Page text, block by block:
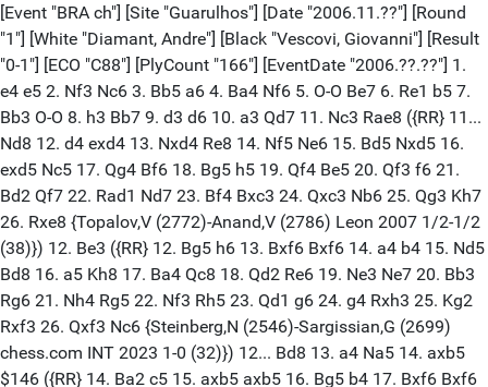
[Event "BRA ch"] [Site "Guarulhos"] [Date "2006.11.??"] [Round "1"] [White "Diamant, Andre"] [Black "Vescovi, Giovanni"] [Result "0-1"] [ECO "C88"] [PlyCount "166"] [EventDate "2006.??.??"] 1. e4 e5 2. Nf3 Nc6 3. Bb5 a6 4. Ba4 Nf6 5. O-O Be7 6. Re1 b5 7. Bb3 O-O 8. h3 Bb7 9. d3 d6 10. a3 Qd7 11. Nc3 Rae8 ({RR} 11... Nd8 12. d4 exd4 13. Nxd4 Re8 14. Nf5 Ne6 15. Bd5 Nxd5 16. exd5 Nc5 17. Qg4 Bf6 18. Bg5 h5 19. Qf4 Be5 20. Qf3 f6 21. Bd2 Qf7 22. Rad1 Nd7 23. Bf4 Bxc3 24. Qxc3 Nb6 25. Qg3 Kh7 26. Rxe8 {Topalov,V (2772)-Anand,V (2786) Leon 2007 1/2-1/2 (38)}) 12. Be3 ({RR} 12. Bg5 h6 13. Bxf6 Bxf6 14. a4 b4 15. Nd5 Bd8 16. a5 Kh8 17. Ba4 Qc8 18. Qd2 Re6 19. Ne3 Ne7 20. Bb3 Rg6 21. Nh4 Rg5 22. Nf3 Rh5 23. Qd1 g6 24. g4 Rxh3 25. Kg2 Rxf3 26. Qxf3 Nc6 {Steinberg,N (2546)-Sargissian,G (2699) chess.com INT 2023 1-0 (32)}) 12... Bd8 13. a4 Na5 14. axb5 $146 ({RR} 14. Ba2 c5 15. axb5 axb5 16. Bg5 b4 17. Bxf6 Bxf6 18. Nd5 Bd8 19. c3 Qb5 20. cxb4 cxb4 21. Bb3 Nxb3 22. Qxb3 Bxd5 23. Qxd5 Qxd5 24. exd5 Bb6 25. Ra6 Rb8 26. Nd2 b3 27. Nc4 Bc5 28. Nxd6 Rfd8 {Van Kampen,R (2595)-Smeets,J (2643) Amsterdam 2013 1-0 (37)}) 14... Nxb3 15. bxa6 Nxa1 16. axb7 Be7 17. Ba7 c6 18. b8=Q Rxb8 19. Bxb8 Nxc2 20. Qxc2 Rxb8 21. d4 exd4 22. Nxd4 g6 23. Qa4 Rc8 24. Re2 Qb7 25. Qb3 Qxb3 26. Nxb3 Kf8 27. Rd2 Ra8 28. g3 Nd7 29. Kg2 Ra6 30. Rc2 Bf6 31. Nd2 Ne5 32. Nf3 Ke7 33. Nxe5 Bxe5 34. Kf3 Rb6 35. Ke2 f5 36. exf5 gxf5 37. Nd1 f4 38. gxf4 Bxf4 39. Rc3 Be5 40. Re3 Rb4 41. b3 Kf6 42. Rd3 d5 43. Ne3 Ke6 44. Kf3 Rf4+ 45. Kg2 Bd4 46. Kg3 Re4 47. Nc2 Be5+ 48. Kf3 c5 49. Ne3 Rf4+ 50. Kg2 Bd4 51. Kg3 Re4 52. Nc2 Be5+ 53. Kf3 Rf4+ 54. Kg2 Rf7 55. Ne3 Rd7 56. Kf3 Bf6 57. Kg4 Ke5 58. Kf3 h5 59. Rd1 Ke6 60. Rd3 Be5 61. Ke2 Ba1 62. Nc2 Bb2 63. Re3+ Kd6 64. Rd3 Kc6 65. Ne3 Be5 66. Nc2 Ra7 67. Rf3 Kd6 68. Rd3 Ra2 69. Kd1 Bf4 70. Rf3 Ke5 71. Rc3 Kd6 72. Rf3 Be5 73. Rd3 d4 74. Rd2 Bf4 75. Rd3 Ke5 76. f3 Rb2 77. Na3 Rh2 78. Nc4+ Kd5 79. Nb6+ Kc6 80. Nc4 Rxh3 81. Kc2 Rh2+ 82. Kb1 Rh1+ 83. Ka2 h4 0-1 [Event "BRA ch"] [Site "Guarulhos"] [Date "2006.11.??"] [Round "1"] [White "El Debs, Felipe"] [Black "di Berardino, Diego"] [Result "1-0"] [ECO "E92"] [PlyCount "87"] [EventDate "2006.??.??"] 1. d4 {Mikhalevski,V} Nf6 2. c4 g6 3. Nc3 Bg7 4. e4 d6 5. Nf3 O-O 6. Be2 e5 7. Be3 Ng4 8. Bg5 f6 9. Bc1 ({RR} 9. Bh4) 9... exd4 ({RR} 9... f5 10. h3 Nxf2) 10. Nxd4 f5 11. O-O ({RR} 11. h3 Ne5 12. exf5 gxf5 13. Nd5 Ng6 14. O-O Nc6 15. Nb5 Rf7 16. Bh5 a6 17. Nbc3) 11... fxe4 12. Bxg4 Bxg4 13. Qxg4 Bxd4 14. Nd5 ({RR} 14. Bh6 Bg7 ({RR} 14... Re8) 15. Bxg7 Kxg7 16. Qxe4 Nc6 17. Nd5) ({RR} 14. Qxe4 Nc6 15. Be3 Bxe3 ({RR} 15... Bxc3) 16. Qxe3 Qh4 17. Qe4 Qxe4 18. Nxe4 Ne5 19. b3 a5) 14... Nc6 ({RR} 14... Rf5 15. Be3 Bg7 16. Qxe4 Nc6 17. Rad1 Qd7 18. Qh4 Re8 19. Bg5 Qf7 20. b3) ({RR} 14... Qd7 15. Qxd7 Nxd7 16. Bh6 Rf7 17. Nxc7 Rc8 18. Nb5 Bxb2 19. Rad1 Be5 20. Nxd6 Bxd6 21. Rxd6 Rxc4 22. Re6 Nf6 23. Rd1 Rc8 24. h3 Re8 25. Rdd6) 15. Bg5 $146 ({RR} 15. Be3 Bg7 ({RR} 15... Bxb2 16. Rab1 Be5 17. Rxb7 Qc8 18. Qxc8 Rfxc8 19. Rxc7) 16. Qxe4 Qd7 17. Rad1 ({RR} 17. Rae1 Rae8 18. Qh4 Ne7) 17... Rae8 18. Qc2 ({RR} 18. Qh4) 18... Ne5 19. h3 ({RR} 19. b3 c6 20. Nc3) 19... c6 20. Nb4 ({RR} 20. Nf4) 20... Nf3+ 21. Kh1 ({RR} 21. gxf3 Qxh3 22. c5 Rxf3 23. Qc4+ Kh8 24. Bg5 Qf5 ({RR} 24... Be5 25. Qh4) 25. Rfe1 ({RR} 25. Bh4 Rf4 26. Qc2 Rxh4 27. Qxf5 gxf5 28. Nc2 Rg8) 25... Qxg5+ 26. Kf1 Ref8 27. Nd3 dxc5) 21... Re5 22. g4 Rh5 23. Kg2 ({RR} 23. gxh5 Qxh3#) 23... Nh4+ 24. Kh2 ({RR} 24. Kg1 Rf3 25. Qe4 ({RR} 25. Rxd6 Qxd6 26. gxh5 Qe6) 25... Re5) 24... Rf3 25. Bd4 Qf7 ({RR} 25... Nf5 26. gxf5 Rfxh3+ 27. Kg2 Rh2+ 28. Kg1 ({RR} 28. Kf3 R5h3+ 29. Ke2 Qe8+ 30. Kd2 Bh6+ 31. Be3 Qxe3#) 28... Qe7 29. f6 Qe6) 26. Qe4 ({RR} 26. Qe2 Re5 27. Be3 ({RR} 27. Qd2 Rxh3+ 28. Kxh3 Qf3+ 29. Kxh4 Bf6+ 30. g5 Re4+) 27... Rexe3 28. fxe3 Be5+ 29. Kg1 Rg3+ 30. Kh1 Rxh3+ 31. Kg1 Bh2+ 32. Qxh2 ({RR} 32. Kh1 Qe6) 32... Nf3+ 33. Rxf3 Qxf3 34. Qxh3 Qxh3) 26... Be5+ ({RR} 26... Bxd4 27. Qxd4 ({RR} 27. Rxd4 Rxf2+ 28. Rxf2 Qxf2+ 29. Kh1 Re5) 27... Rxh3+) 27. Kg1 ({RR} 27. Bxe5 Rxe5 28. Qd4 Rxh3+ 29. Kxh3 ({RR} 29. Kg1 Rh1+ 30. Kxh1 Qf3+ 31. Kg1 Qg2#) 29... Qf3+ 30. Kxh4 g5+ 31. Kh5 Qh3#) 27... Rf4 ({RR} 27... Rxh3 28. f4 Rg3+ 29. Kf2 Rxg4 30. Ke2 ({RR} 30. Ke1 Bxf4) 30... Nf5 31. Ke1 Qxc4) 28. Qe2 Nf3+ 29. Kg2 Rxg4+ {Popov,V (2570)-Djukic,N (2521) Saint Vincent 2005 CBM 110 [Mikhalevski,V] 0-1} {RR} 30. hxg4 Rh2#) 15... Qc8 16. Qxe4 Bxb2 17. Rab1 Bg7 18. Rfe1 Rb8 19. Qh4 Rf7 20. Rb3 Qd7 21. Rh3 Be5 22. Kh1 Re8 23. Rhe3 Ref8 24. f4 Nd4 25. Re4 Ne6 26. Ne7+ Rxe7 27. Bxe7 Rxf4 28. Rxf4 Nxf4 29. Bg5 Ne6 30. Bh6 Qf7 31. Qe4 c6 32. Be3 a6 33. Rb1 Qc7 34. Qg4 Qd7 35. Bh6 b5 36. Rf1 Bg7 37. Bxg7 Kxg7 38. Re1 Kf6 39. Qh4+ Kg7 40. Qh3 Kf6 41. Qc3+ Kg5 42. Rd1 Nf4 43. Qg3+ Kf5 44. Rf1 1-0 [Event "BRA ch"] [Site "Guarulhos"] [Date "2006.11.??"] [Round "1"] [White "Fier, Alexandr"] [Black "Mann de Toledo, James"] [Result "1/2-1/2"] [ECO "C33"] [PlyCount "192"] [EventDate "2006.??.??"] 1. e4 e5 2. f4 exf4 3. Bc4 d5 4. Bxd5 Nf6 5. Nc3 Bb4 6. Nf3 Bxc3 7. dxc3 c6 8. Bc4 Qxd1+ 9. Kxd1 O-O ({RR} 9... Nh5 10. Ne5 Be6 11. Bxe6 fxe6 12. Nd3 O-O 13. Nc5 Nd7 14. Nxe6 Rf6 15. Nd4 Re8 16. Re1 Rg6 17. Re2 Ndf6 18. e5 Ng4 19. Nf3 Rge6 20. b3 Nxe5 21. Nd4 Rd6 22. Ba3 Rd5 23. Ke1 c5 24. Nf3 {Fernandez Guillen, E (2462)-Shirov,A (2668) Sant Boi ESP 2023 1/2-1/2 (36)}) 10. Bxf4 Nxe4 11. Re1 Bf5 12. Nh4 $146 ({RR} 12. Kc1 Re8 13. Nh4 Bc8 14. Bd3 Nf6 15. Rxe8+ Nxe8 16. Kd2 Be6 17. Re1 Nd7 18. Nf3 Nc5 19. Be5 Rd8 20. Nd4 Nd6 21. Nxe6 Nxe6 22. Kc1 c5 23. Rd1 Nc8 24. Be4 Rxd1+ 25. Kxd1 Nd8 26. Bc7 Nc6 {Bangiev,A (2409)-Schulz, J (2217) Germany 2014 1-0 (40)}) 12... Bg4+ 13. Kc1 Nf6 14. h3 Bd7 15. a4 Nd5 16. Bd6 Rd8 17. Nf3 Be6 18. Bg3 Na6 19. Nd4 Bd7 20. a5 Re8 21. Bxa6 bxa6 22. Kd2 c5 23. Nb3 Rac8 24. Bd6 Nf6 25. Be7 Be6 26. Bxf6 gxf6 27. c4 Bxc4 28. Rxe8+ Rxe8 29. Nxc5 Re2+ 30. Kc3 Bb5 31. Rg1 Kf8 32. Nb3 Re3+ 33. Kd2 Re2+ 34. Kd1 Re5 35. Nd4 Bc4 36. b4 Re4 37. c3 Re3 38. Kd2 Rd3+ 39. Kc2 Rg3 40. Nf3 Bd5 41. Ne1 Ke7 42. Kd2 Be4 43. Rf1 Ke6 44. Rf2 f5 45. Re2 Kd5 46. Re3 f4 47. Re2 f5 48. Rf2 Ke5 49. h4 h5 50. Nf3+ Kd5 51. Ne1 Kc4 52. Rxf4 Rxc3 53. Nf3 Rc2+ 54. Ke3 Rxg2 55. Nd2+ Rxd2 56. Kxd2 Kxb4 57. Rf1 Kxa5 58. Kc3 Kb5 59. Rg1 Bf3 60. Rg7 Kb6 61. Rf7 Bg4 62. Kc4 Be2+ 63. Kd5 Bf3+ 64. Ke6 Bg4 65. Kd5 a5 66. Rf8 a4 67. Rb8+ Ka5 68. Kc5 a6 69. Kc4 f4 70. Kc3 Be2 71. Rf8 f3 72. Rf5+ Kb6 73. Kc2 a3 74. Kb3 Kc6 75. Kxa3 Kd6 76. Kb2 Ke6 77. Rf8 Ke5 78. Kc3 Ke4 79. Kd2 Bb5 80. Rf7 Bc4 81. Rc7 Bb5 82. Ke1 Kf4 83. Rg7 Ke3 84. Re7+ Kd4 85. Kf2 a5 86. Rh7 a4 87. Rxh5 Kc4 88. Rf5 a3 89. Rxf3 Kb4 90. Rf4+ Bc4 91. Rd4 Kc3 92. Rd1 a2 93. Ke3 Bf7 94. Rf1 Bg6 95. Ra1 Kb2 96. Rxa2+ Kxa2 1/2-1/2 [Event "BRA ch"] [Site "Guarulhos"] [Date "2006.11.??"] [Round "1"] [White "Leitao, Rafael"] [Black "Milos Jr, Gilberto"] [Result "1/2-1/2"] [ECO "C42"] [PlyCount "42"] [EventDate "2006.??.??"] 1. e4 e5 2. Nf3 Nf6 3. Nxe5 d6 4. Nf3 Nxe4 5. d4 d5 6. Bd3 Bd6 7. O-O O-O 8. c4 c6 9. Nc3 Nxc3 10. bxc3 dxc4 11. Bxc4 Bg4 12. h3 Bh5 13. g4 Bg6 14. Ne5 Nd7 15. Nxg6 hxg6 16. Qf3 Qf6 17. Kg2 Rfe8 ({RR} 17... Nb6 18. Bb3 Rfd8 19. Rb1 Rd7 20. a4 Qxf3+ 21. Kxf3 a5 22. Re1 Rb8 23. Kg2 Na8 24. d5 Kf8 25. Rd1 c5 26. Bc4 Nc7 27. Rb6 Na6 28. Rb3 Nc7 29. Be3 Be7 30. Rdb1 Nxd5 31. Bxd5 Rxd5 32. Rxb7 { Culum,S (2369)-Muratovic,E (2333) Sarajevo BIH 2023 1/2-1/2 (46)}) 18. a4 $146 ({RR} 18. Be3 g5 19. Qxf6 gxf6 20. Bd3 Nf8 21. Rab1 Re7 22. Rfe1 Rae8 23. Bd2 Rxe1 24. Bxe1 Ne6 25. Bd2 Bf4 26. Be1 b5 27. Kf3 Rd8 28. Be4 c5 29. d5 Nc7 30. c4 bxc4 31. Ba5 Be5 32. Rb7 Rc8 {Maksimovic,B (2468)-Di Nicolantonio,L (2387) chess.com INT 2022 1-0 (38)}) 18... Rad8 19. a5 Qxf3+ 20. Kxf3 Nf6 21. Bg5 c5 1/2-1/2 [Event "BRA ch"] [Site "Guarulhos"] [Date "2006.11.??"] [Round "1"] [White "Limp, Eduardo Thelio"] [Black "van Riemsdijk, Herman C"] [Result "0-1"] [ECO "A13"] [PlyCount "68"] [EventDate "2006.??.??"] 1. c4 e6 2. Nf3 Nf6 3. b3 d5 4. Bb2 Be7 5. e3 O-O 6. Be2 c5 7. O-O Nc6 8. d4 cxd4 9. Nxd4 Bd7 10. Nd2 Rc8 ({RR} 10... Nxd4 11. Bxd4 Bc6 12. Rc1 a6 13. Rc2 Rc8 14. Qa1 dxc4 15. Nxc4 Bxg2 16. Kxg2 b5 17. Rd1 Qd5+ 18. Bf3 Qg5+ 19. Kh1 Qf5 20. Bb7 Qxc2 21. Bxc8 Rxc8 22. Nd2 Qf5 23. f3 Rc2 24. e4 Qf4 25. Be5 { Vachier Lagrave,M (2779)-Dominguez Perez,L (2739) chess.com INT 2018 0-1}) 11. a3 ({RR} 11. Rc1 Nxd4 12. Bxd4 Bc5 13. Bb2 Bc6 14. Bf3 d4 15. exd4 Bxd4 16. Bxd4 Qxd4 17. Bxc6 Rxc6 18. Nf3 Qf4 19. Rc3 Rd6 20. Rd3 Rfd8 21. Rxd6 Rxd6 22. Qe2 Qe4 23. Qb2 Qf4 24. h3 Ne4 25. Qa3 a6 {Gasparyan,M (1762)-Tsotsonava,E (2053) Batumi GEO 2023 1-0 (40)}) 11... Qc7 $146 ({RR} 11... a6 12. N4f3 Qc7 13. Qb1 dxc4 14. Bxc4 Rfd8 15. b4 Ng4 16. Rc1 Bf6 17. Be2 Qb8 18. Bxf6 Nxf6 19. Qb2 Ne7 20. Ne5 Be8 21. Nb3 Ng6 22. Nxg6 hxg6 23. Bf3 b6 24. h4 a5 25. Nd2 axb4 26. axb4 {Becerra Rivero,J (2551)-Lenderman,A (2601) ICC INT 2014 1/2-1/2 (42)} ) 12. b4 dxc4 13. Nxc4 Rfd8 14. Rc1 Qb8 15. Qb3 b5 16. Na5 Nxa5 17. bxa5 e5 18. Rxc8 Rxc8 19. Nf3 Rc5 20. Bc3 e4 21. Nd2 Be6 22. Qb2 Qc7 23. Nb1 a6 24. Re1 Nd5 25. Be5 Rc2 26. Bxc7 Rxb2 27. Be5 Ra2 28. Bd1 Nf6 29. Re2 Rxe2 30. Bxe2 Nd7 31. Bd4 Nb8 32. Nc3 Bxa3 33. Nxb5 axb5 34. Bxb5 Bc8 0-1 [Event "BRA ch"] [Site "Guarulhos"] [Date "2006.11.??"] [Round "1"] [White "Oliveira, Jefferson"] [Black "Pelikian, Jefferson"] [Result "1/2-1/2"] [ECO "B14"] [PlyCount "66"] [EventDate "2006.??.??"] 1. e4 {ChessBase} c6 2. d4 d5 3. exd5 cxd5 4. c4 Nf6 5. Nc3 e6 6. Nf3 Be7 7. cxd5 Nxd5 8. Bc4 Nxc3 9. bxc3 O-O 10. O-O Nd7 11. Re1 ({RR} 11. Bd3 Qc7 12. Qe2 ({RR} 12. Qc2 Nf6 13. Ne5 h6 14. Bf4 Bd6 15. Rae1 b6 16. Bxh6 gxh6 17. Qd2 Nh7 18. Qxh6) 12... Re8 13. c4 g6 14. c5 Nf6 15. Ne5 Bd7 16. Bf4 Qc8 17. Rab1 Nd5 18. Bg3 Rf8 19. Rfc1 Bf6 20. Nc4 Bxd4 21. Nd6 Qd8 22. Nxb7 Qf6 23. c6 Bc8 24. Rb3 e5 25. Be4 Be6 {Anand,V (2765)-Adams,M (2680) Groningen 1997 CBM 063 [ChessBase] 1-0 (65)}) ({RR} 11. Qd3 Bf6 12. Re1 a6 13. Qe4 Qa5 14. Bd3 g6 15. Bd2 Rd8 16. Qf4 Qa3 17. Ng5 Qe7 18. Qh4 Nf8 19. Qg3 Bg7 20. h4 h6 21. Nf3 Nd7 22. Re2 Nf6 23. Ne5 Nh5 24. Qg4 Nf6 25. Qf3 Nd7 {Large,P (2235)-Stone,A (2102) Egham ENG 2023 1-0 (42)}) 11..